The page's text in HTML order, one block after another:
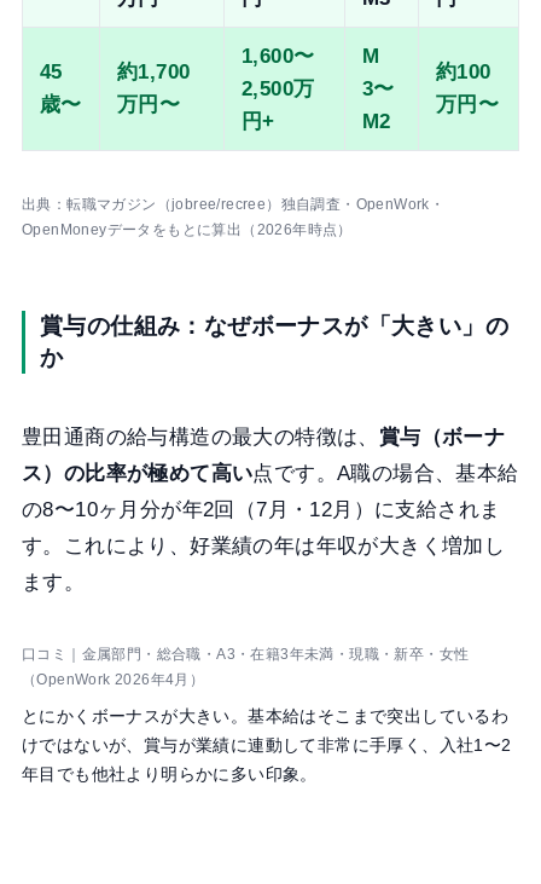
45
歳〜
約1,700
万円〜
1,600〜
2,500万
円+
M
3〜
M2
約100
万円〜
出典：転職マガジン（jobree/recree）独自調査・OpenWork・
OpenMoneyデータをもとに算出（2026年時点）
賞与の仕組み：なぜボーナスが「大きい」の
か
豊田通商の給与構造の最大の特徴は、 賞与（ボーナ
ス）の比率が極めて高い点です。A職の場合、基本給
の8〜10ヶ月分が年2回（7月・12月）に支給されま
す。これにより、好業績の年は年収が大きく増加し
ます。
口コミ｜金属部門・総合職・A3・在籍3年未満・現職・新卒・女性
（OpenWork 2026年4月）
とにかくボーナスが大きい。基本給はそこまで突出しているわ
けではないが、賞与が業績に連動して非常に手厚く、入社1〜2
年目でも他社より明らかに多い印象。